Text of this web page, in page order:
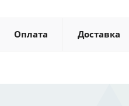
Оплата Доставка